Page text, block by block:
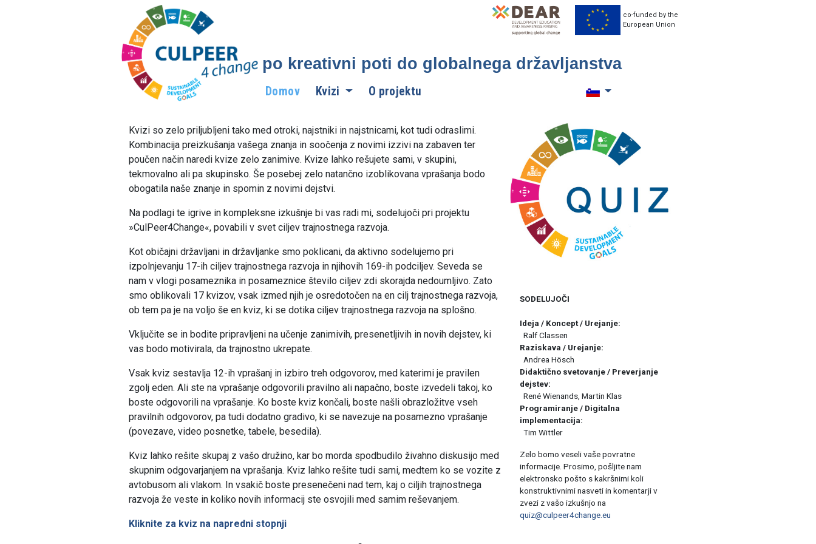
po kreativni poti do globalnega državljanstva
Domov Kvizi O projektu Toggle language
co-funded by the
European Union
SODELUJOČI
Ideja / Koncept / Urejanje:
Ralf Classen
Raziskava / Urejanje:
Andrea Hösch
Didaktično svetovanje / Preverjanje
dejstev:
René Wienands, Martin Klas
Programiranje / Digitalna
implementacija:
Tim Wittler
Zelo bomo veseli vaše povratne
informacije. Prosimo, pošljite nam
elektronsko pošto s kakršnimi koli
konstruktivnimi nasveti in komentarji v
zvezi z vašo izkušnjo na
quiz@culpeer4change.eu
Kvizi so zelo priljubljeni tako med otroki, najstniki in najstnicami, kot tudi odraslimi.
Kombinacija preizkušanja vašega znanja in soočenja z novimi izzivi na zabaven ter
poučen način naredi kvize zelo zanimive. Kvize lahko rešujete sami, v skupini,
tekmovalno ali pa skupinsko. Še posebej zelo natančno izoblikovana vprašanja bodo
obogatila naše znanje in spomin z novimi dejstvi.
Na podlagi te igrive in kompleksne izkušnje bi vas radi mi, sodelujoči pri projektu
»CulPeer4Change«, povabili v svet ciljev trajnostnega razvoja.
Kot običajni državljani in državljanke smo poklicani, da aktivno sodelujemo pri
izpolnjevanju 17-ih ciljev trajnostnega razvoja in njihovih 169-ih podciljev. Seveda se
nam v vlogi posameznika in posameznice število ciljev zdi skorajda nedoumljivo. Zato
smo oblikovali 17 kvizov, vsak izmed njih je osredotočen na en cilj trajnostnega razvoja,
ob tem pa je na voljo še en kviz, ki se dotika ciljev trajnostnega razvoja na splošno.
Vključite se in bodite pripravljeni na učenje zanimivih, presenetljivih in novih dejstev, ki
vas bodo motivirala, da trajnostno ukrepate.
Vsak kviz sestavlja 12-ih vprašanj in izbiro treh odgovorov, med katerimi je pravilen
zgolj eden. Ali ste na vprašanje odgovorili pravilno ali napačno, boste izvedeli takoj, ko
boste odgovorili na vprašanje. Ko boste kviz končali, boste našli obrazložitve vseh
pravilnih odgovorov, pa tudi dodatno gradivo, ki se navezuje na posamezno vprašanje
(povezave, video posnetke, tabele, besedila).
Kviz lahko rešite skupaj z vašo družino, kar bo morda spodbudilo živahno diskusijo med
skupnim odgovarjanjem na vprašanja. Kviz lahko rešite tudi sami, medtem ko se vozite z
avtobusom ali vlakom. In vsakič boste presenečeni nad tem, kaj o ciljih trajnostnega
razvoja že veste in koliko novih informacij ste osvojili med samim reševanjem.
Kliknite za kviz na napredni stopnji